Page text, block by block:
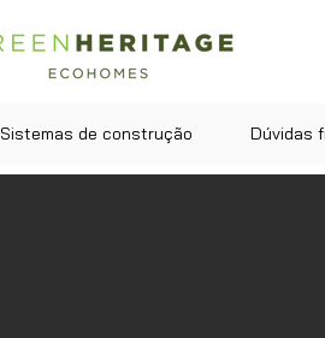
Sistemas de construção Dúvidas